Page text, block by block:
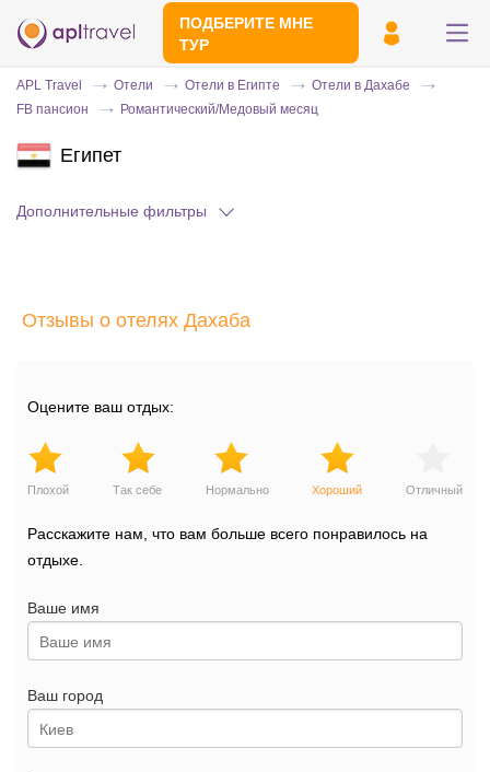
ПОДБЕРИТЕ МНЕ
ТУР
Отправьте свой номер телефона
Эксперт свяжется с вами и сделает
APL Travel Отели Отели в Египте
Отели в Дахабе
FB пансион
Романтический/Медовый месяц
Египет
Дополнительные фильтры
Отзывы о отелях Дахаба
Оцените ваш отдых:
Плохой Так себе Нормально Хороший Отличный
Расскажите нам, что вам больше всего понравилось на
отдыхе.
Ваше имя
Ваш город